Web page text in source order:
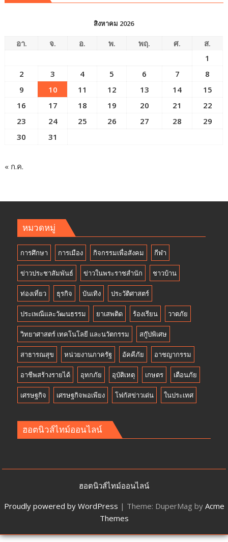
สิงหาคม 2026
อา. จ. อ. พ. พฤ. ศ.
ส.
1
2
3 4 5 6 7
8
9
10 11 12 13 14
15
16
17 18 19 20 21
22
23
24 25 26 27 28
29
30
31
« ก.ค.
หมวดหมู่
การศึกษา การเมือง กิจกรรมเพื่อสังคม กีฬา
ข่าวประชาสัมพันธ์ ข่าวในพระราชสำนัก ชาวบ้าน
ท่องเที่ยว ธุรกิจ บันเทิง ประวัติศาสตร์
ประเพณีและวัฒนธรรม ยาเสพติด ร้องเรียน วาตภัย
วิทยาศาสตร์ เทคโนโลยี และนวัตกรรม สกู๊ปพิเศษ
สาธารณสุข หน่วยงานภาครัฐ อัคคีภัย อาชญากรรม
อาชีพสร้างรายได้ อุทกภัย อุบัติเหตุ เกษตร เตือนภัย
เศรษฐกิจ เศรษฐกิจพอเพียง โฟกัสข่าวเด่น ในประเทศ
ฮอตนิวส์ไทม์ออนไลน์
ฮอตนิวส์ไทม์ออนไลน์
Proudly powered by WordPress | Theme: DuperMag by Acme
Themes